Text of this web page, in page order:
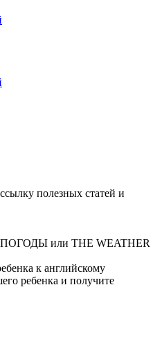
полезных статей и
или THE WEATHER
к английскому
ребенка и получите